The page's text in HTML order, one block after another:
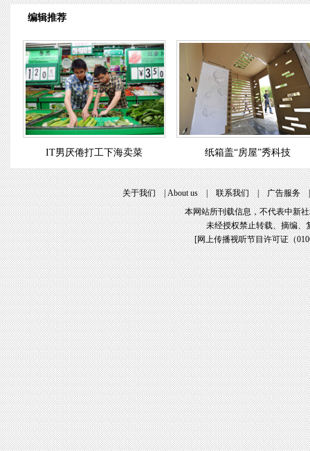
编辑推荐
IT男厌倦打工下海卖菜 纸箱盖“房屋”秀科技
关于我们|About us|联系我们|广告服务
本网站所刊载信息，不代表中新
未经授权禁止转载、摘编、
[网上传播视听节目许可证（